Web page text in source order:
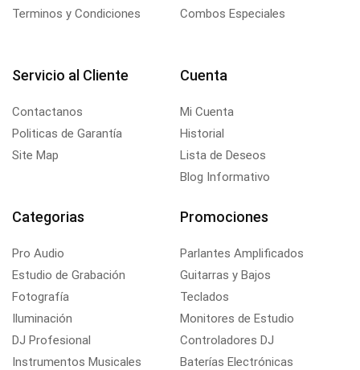
Terminos y Condiciones
Combos Especiales
Servicio al Cliente
Contactanos
Politicas de Garantía
Site Map
Cuenta
Mi Cuenta
Historial
Lista de Deseos
Blog Informativo
Categorias
Pro Audio
Estudio de Grabación
Fotografía
Iluminación
DJ Profesional
Instrumentos Musicales
Promociones
Parlantes Amplificados
Guitarras y Bajos
Teclados
Monitores de Estudio
Controladores DJ
Baterías Electrónicas